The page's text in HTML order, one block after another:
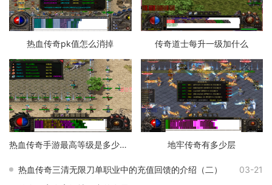
热血传奇pk值怎么消掉 传奇道士每升一级加什么
热血传奇手游最高等级是多少级的 地牢传奇有多少层
热血传奇三清无限刀单职业中的充值回馈的介绍（二）
03-21